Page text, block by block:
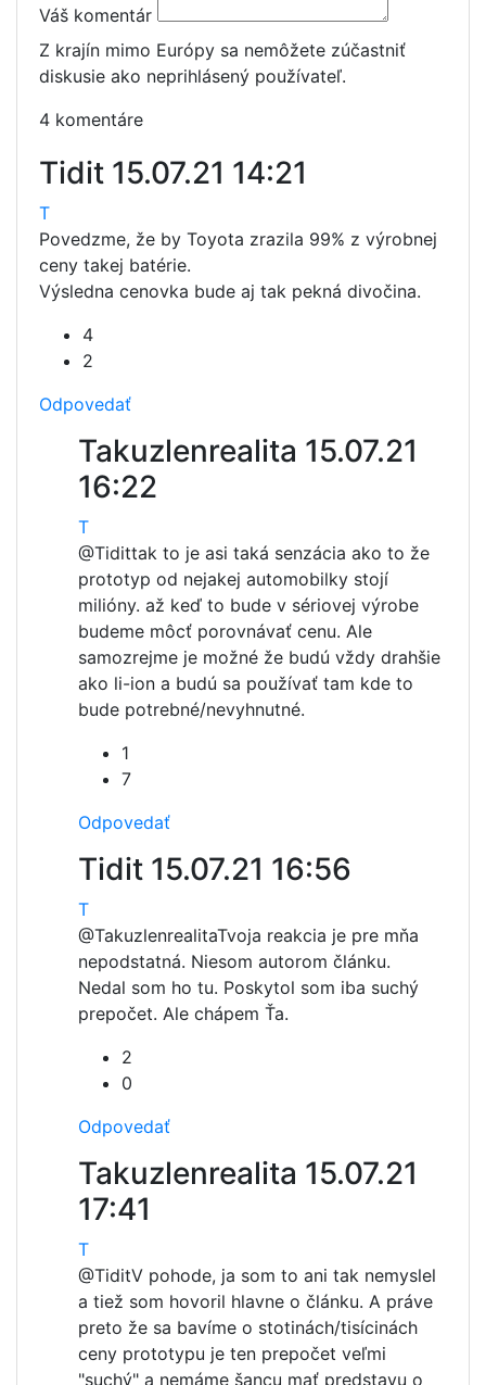
Váš komentár
Z krajín mimo Európy sa nemôžete zúčastniť
diskusie ako neprihlásený používateľ.
4 komentáre
Tidit 15.07.21 14:21
T
Povedzme, že by Toyota zrazila 99% z výrobnej
ceny takej batérie.
Výsledna cenovka bude aj tak pekná divočina.
4
2
Odpovedať
Takuzlenrealita 15.07.21
16:22
T
@Tidittak to je asi taká senzácia ako to že
prototyp od nejakej automobilky stojí
milióny. až keď to bude v sériovej výrobe
budeme môcť porovnávať cenu. Ale
samozrejme je možné že budú vždy drahšie
ako li-ion a budú sa používať tam kde to
bude potrebné/nevyhnutné.
1
7
Odpovedať
Tidit 15.07.21 16:56
T
@TakuzlenrealitaTvoja reakcia je pre mňa
nepodstatná. Niesom autorom článku.
Nedal som ho tu. Poskytol som iba suchý
prepočet. Ale chápem Ťa.
2
0
Odpovedať
Takuzlenrealita 15.07.21
17:41
T
@TiditV pohode, ja som to ani tak nemyslel
a tiež som hovoril hlavne o článku. A práve
preto že sa bavíme o stotinách/tisícinách
ceny prototypu je ten prepočet veľmi
"suchý" a nemáme šancu mať predstavu o